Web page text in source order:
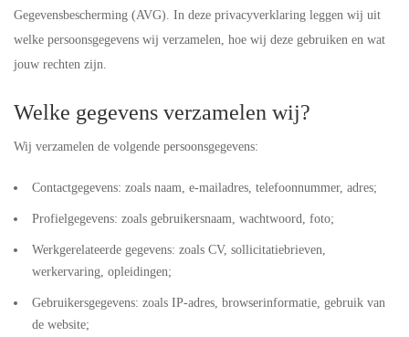
Gegevensbescherming (AVG). In deze privacyverklaring leggen wij uit
welke persoonsgegevens wij verzamelen, hoe wij deze gebruiken en wat
jouw rechten zijn.
Welke gegevens verzamelen wij?
Wij verzamelen de volgende persoonsgegevens:
Contactgegevens: zoals naam, e-mailadres, telefoonnummer, adres;
Profielgegevens: zoals gebruikersnaam, wachtwoord, foto;
Werkgerelateerde gegevens: zoals CV, sollicitatiebrieven,
werkervaring, opleidingen;
Gebruikersgegevens: zoals IP-adres, browserinformatie, gebruik van
de website;